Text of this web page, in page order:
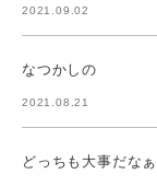
2021.09.02
なつかしの
2021.08.21
どっちも大事だなぁ